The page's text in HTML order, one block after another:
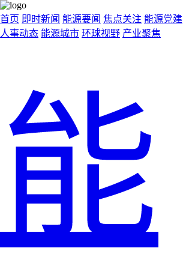
首页 即时新闻 能源要闻 焦点关注 能源党建
人事动态 能源城市 环球视野 产业聚焦
能